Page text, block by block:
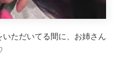
ただいてる間に、お姉さん